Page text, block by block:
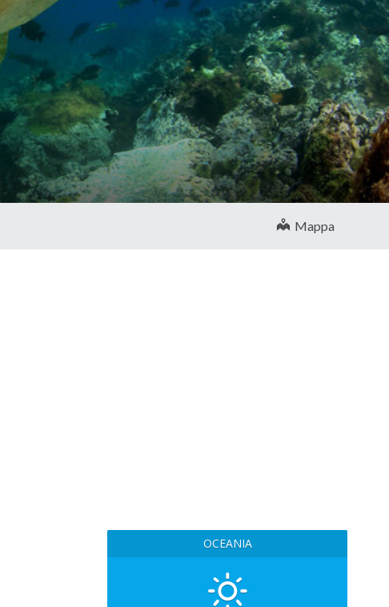
Mappa
OCEANIA